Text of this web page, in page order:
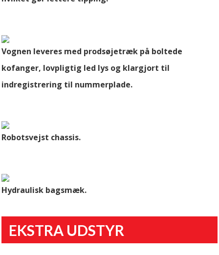
Vognen leveres med prodsøjetræk på boltede
kofanger, lovpligtig led lys og klargjort til
indregistrering til nummerplade.
Robotsvejst chassis.
Hydraulisk bagsmæk.
EKSTRA UDSTYR